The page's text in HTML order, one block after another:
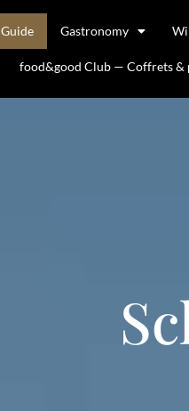
Guide Gastronomy
food&good Club — Coffrets &